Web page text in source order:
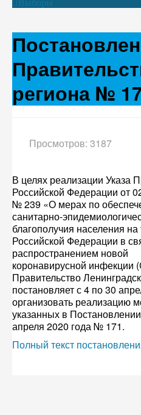
Выборы
региона №
Просмотров: 3187
В целях реализации Указа
Российской Федерации от
№ 239 «О мерах по
санитарно-
благополучия населения
Российской Федерации в
распространением новой
коронавирусной инфекции
Правительство
постановляет с 4 по 30
организовать реализацию
указанных в
апреля 2020 года № 171.
Полный текст